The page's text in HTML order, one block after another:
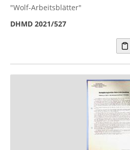
"Wolf-Arbeitsblätter"
DHMD 2021/527